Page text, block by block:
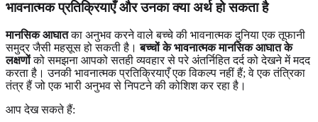
भावनात्मक प्रतिक्रियाएँ और उनका क्या अर्थ हो सकता है
मानसिक आघातका अनुभव करने वाले बच्चे की भावनात्मक दुनिया एक तूफानी
समुद्र जैसी महसूस हो सकती है।बच्चों के भावनात्मक मानसिक आघात के
लक्षणोंको समझना आपको सतही व्यवहार से परे अंतर्निहित दर्द को देखने में मदद
करता है। उनकी भावनात्मक प्रतिक्रियाएँ एक विकल्प नहीं हैं; वे एक तंत्रिका
तंत्र हैं जो एक भारी अनुभव से निपटने की कोशिश कर रहा है।
आप देख सकते हैं: